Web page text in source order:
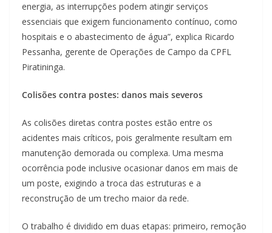
energia, as interrupções podem atingir serviços
essenciais que exigem funcionamento contínuo, como
hospitais e o abastecimento de água”, explica Ricardo
Pessanha, gerente de Operações de Campo da CPFL
Piratininga.
Colisões contra postes: danos mais severos
As colisões diretas contra postes estão entre os
acidentes mais críticos, pois geralmente resultam em
manutenção demorada ou complexa. Uma mesma
ocorrência pode inclusive ocasionar danos em mais de
um poste, exigindo a troca das estruturas e a
reconstrução de um trecho maior da rede.
O trabalho é dividido em duas etapas: primeiro, remoção